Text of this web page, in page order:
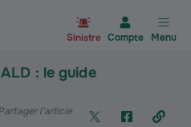
Sinistre Compte Menu
: le guide
l'article